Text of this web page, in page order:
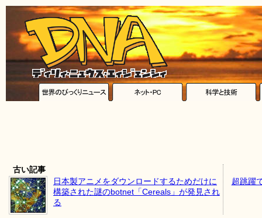
古い記事
日本製アニメをダウンロードするためだけに
構築された謎のbotnet「Cereals」が発見され
る
超跳躍